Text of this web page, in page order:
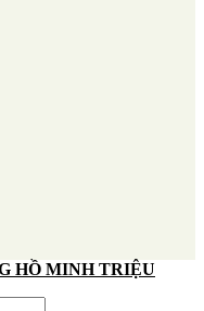
HỒ MINH TRIỆU